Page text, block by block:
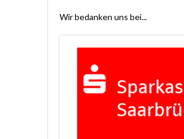
Wir bedanken uns bei...